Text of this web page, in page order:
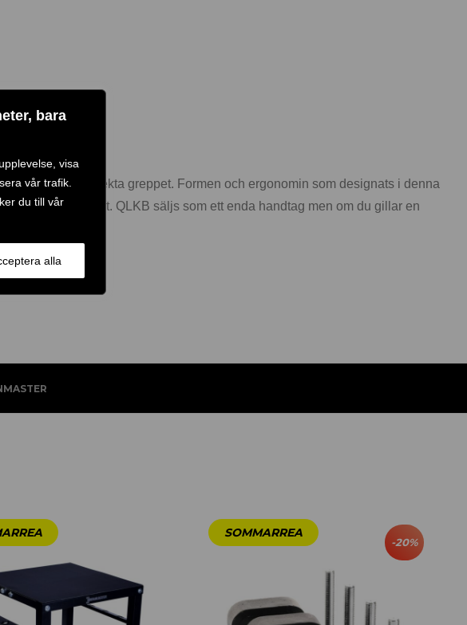
bara
visa
vår trafik.
du till vår
alla
precis det perfekta greppet. Formen och ergonomin som designats i denna
handtagsområdet. QLKB säljs som ett enda handtag men om du gillar en
-20%